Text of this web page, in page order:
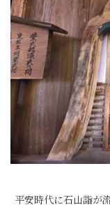
平安時代に石山詣が